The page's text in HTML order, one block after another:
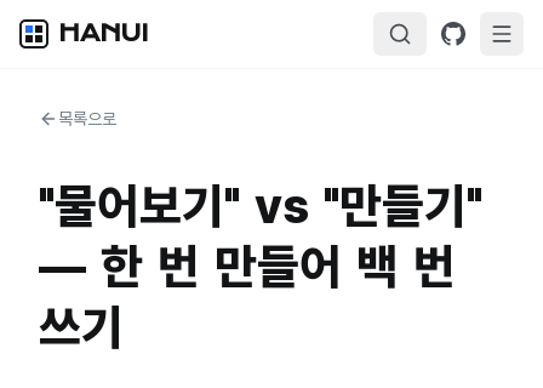
HANUI
목록으로
"물어보기" vs "만들기"
— 한 번 만들어 백 번
쓰기